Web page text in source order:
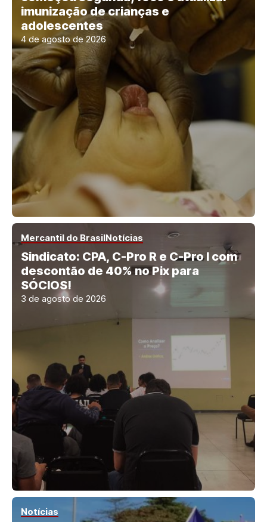
imunização de crianças e
adolescentes
4 de agosto de 2026
Mercantil do BrasilNotícias
Sindicato: CPA, C-Pro R e C-Pro I com
descontão de 40% no Pix para
SÓCIOS!
3 de agosto de 2026
Notícias